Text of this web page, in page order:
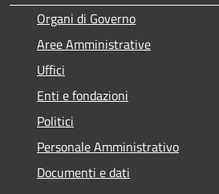
Organi di Governo
Aree Amministrative
Uffici
Enti e fondazioni
Politici
Personale Amministrativo
Documenti e dati